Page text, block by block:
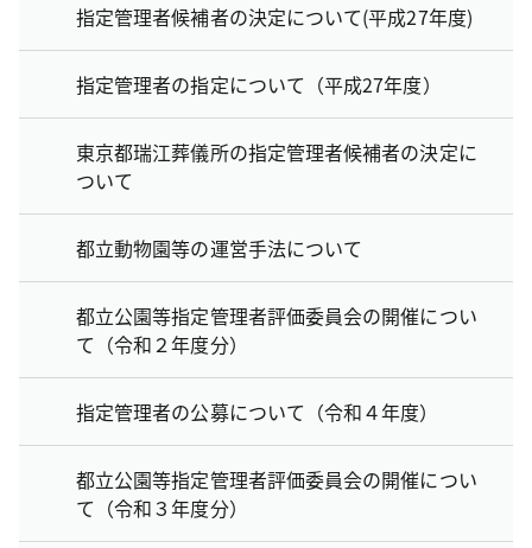
指定管理者候補者の決定について(平成27年度)
指定管理者の指定について（平成27年度）
東京都瑞江葬儀所の指定管理者候補者の決定に
ついて
都立動物園等の運営手法について
都立公園等指定管理者評価委員会の開催につい
て（令和２年度分）
指定管理者の公募について（令和４年度）
都立公園等指定管理者評価委員会の開催につい
て（令和３年度分）